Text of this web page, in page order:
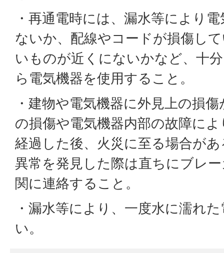
・再通電時には、漏水等により
ないか、配線やコードが損傷し
いものが近くにないかなど、十
ら電気機器を使用すること。
・建物や電気機器に外見上の損
の損傷や電気機器内部の故障に
経過した後、火災に至る場合が
異常を発見した際は直ちにブレ
関に連絡すること。
・漏水等により、一度水に濡れ
い。